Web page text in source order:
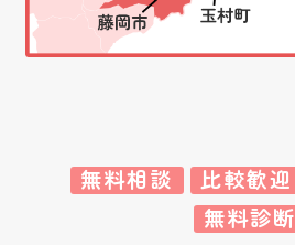
無料相談 比較歓迎
無料診断